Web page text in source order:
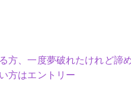
方、一度夢破れたけれど諦
方はエントリー